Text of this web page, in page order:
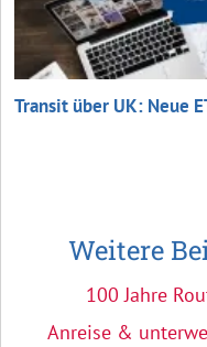
Transit über UK: Neue
Weitere
100 Jahre
Anreise &